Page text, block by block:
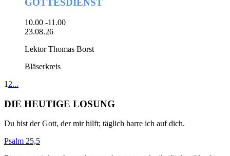
GOTTESDIENST
10.00 -11.00
23.08.26
Lektor Thomas Borst
Bläserkreis
1 2...
DIE HEUTIGE LOSUNG
Du bist der Gott, der mir hilft; täglich harre ich auf dich.
Psalm 25,5